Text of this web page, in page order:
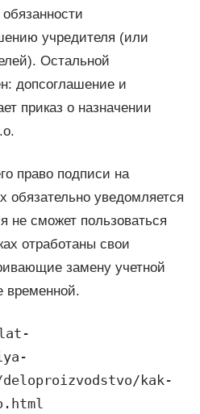
учредителя (или
Остальной
допсоглашение и
приказ о назначении
право подписи на
обязательно уведомляется
не сможет пользоваться
отработаны свои
замену учетной
временной.
kak-